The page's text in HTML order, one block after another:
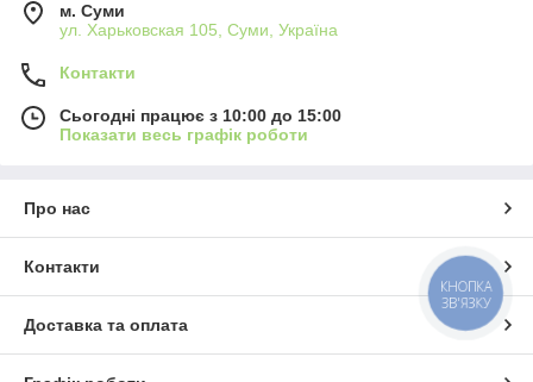
м. Суми
ул. Харьковская 105, Суми, Україна
Контакти
Сьогодні працює з 10:00 до 15:00
Показати весь графік роботи
Про нас
Контакти
Доставка та оплата
КНОПКА
ЗВ'ЯЗКУ